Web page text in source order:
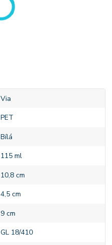
Via
PET
Bílá
115 ml
10,8 cm
4,5 cm
9 cm
GL 18/410